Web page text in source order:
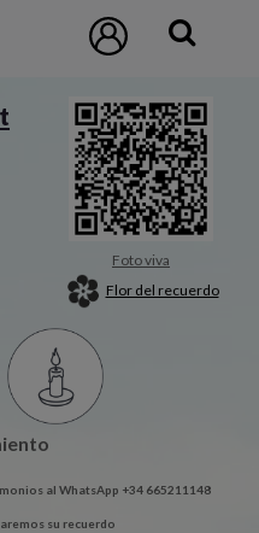
Foto viva
Flor del recuerdo
al WhatsApp +34 665211148
su recuerdo